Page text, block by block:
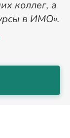
коллег, а
в ИМО».